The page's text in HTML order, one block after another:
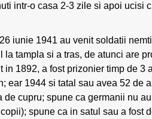
intr-o casa 2-3 zile si apoi ucisi
iunie 1941 au venit soldatii
tampla si a tras, de atunci are
in 1892, a fost prizonier timp de
ear 1944 si tatal sau avea 52 de
cupru; spune ca germanii nu
spune ca in satul sau a fost